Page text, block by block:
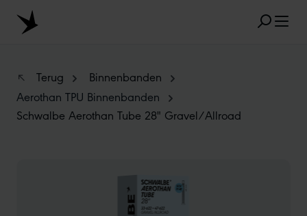
Skip to main content
RECYCLING
MAATAANDUIDING
Terug
Binnenbanden
Aerothan TPU Binnenbanden
Schwalbe Aerothan Tube 28" Gravel/Allroad